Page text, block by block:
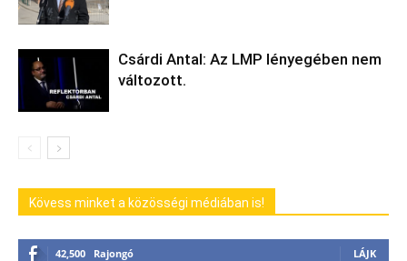
Csárdi Antal: Az LMP lényegében nem
változott.
Kövess minket a közösségi médiában is!
42,500 Rajongó LÁJK